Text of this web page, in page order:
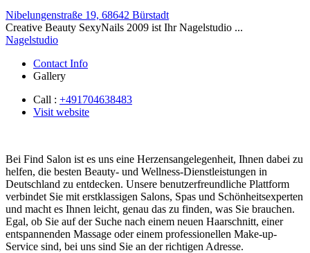
Nibelungenstraße 19, 68642 Bürstadt
Creative Beauty SexyNails 2009 ist Ihr Nagelstudio ...
Nagelstudio
Contact Info
Gallery
Call : +491704638483
Visit website
Bei Find Salon ist es uns eine Herzensangelegenheit, Ihnen dabei zu
helfen, die besten Beauty- und Wellness-Dienstleistungen in
Deutschland zu entdecken. Unsere benutzerfreundliche Plattform
verbindet Sie mit erstklassigen Salons, Spas und Schönheitsexperten
und macht es Ihnen leicht, genau das zu finden, was Sie brauchen.
Egal, ob Sie auf der Suche nach einem neuen Haarschnitt, einer
entspannenden Massage oder einem professionellen Make-up-
Service sind, bei uns sind Sie an der richtigen Adresse.